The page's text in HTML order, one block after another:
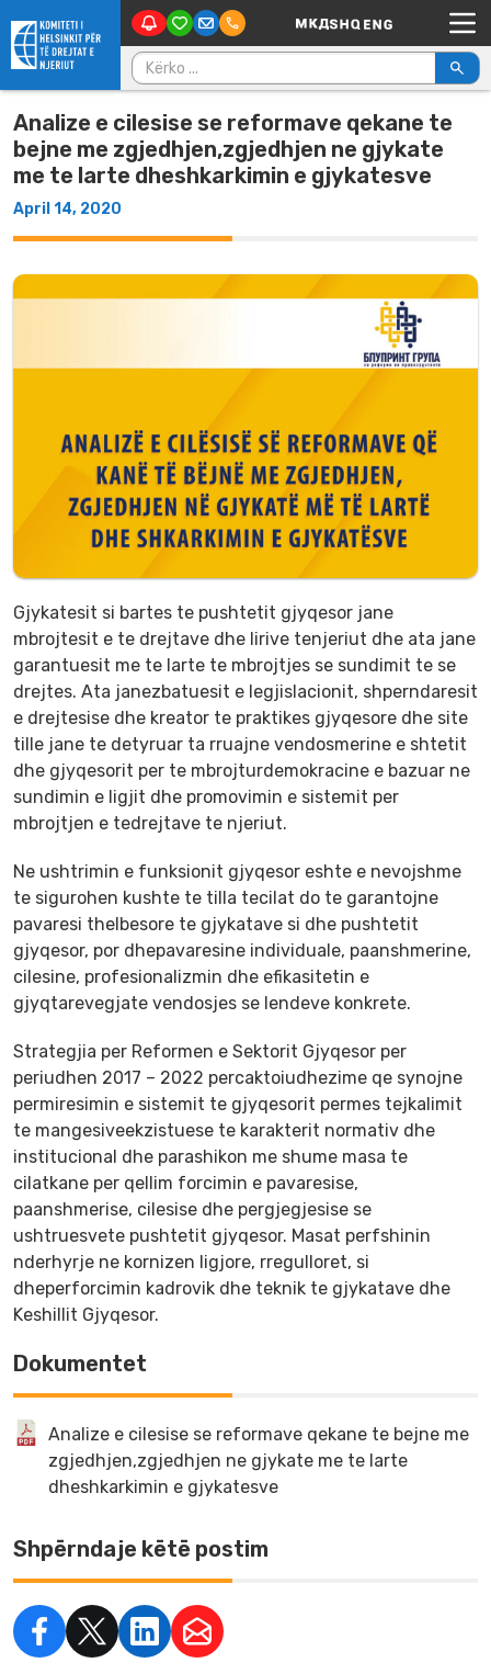
Skip to content Main Navigation
Kërko për:
Analize e cilesise se reformave qekane te
bejne me zgjedhjen,zgjedhjen ne gjykate
me te larte dheshkarkimin e gjykatesve
April 14, 2020
Gjykatesit si bartes te pushtetit gjyqesor jane
mbrojtesit e te drejtave dhe lirive tenjeriut dhe ata jane
garantuesit me te larte te mbrojtjes se sundimit te se
drejtes. Ata janezbatuesit e legjislacionit, shperndaresit
e drejtesise dhe kreator te praktikes gjyqesore dhe site
tille jane te detyruar ta rruajne vendosmerine e shtetit
dhe gjyqesorit per te mbrojturdemokracine e bazuar ne
sundimin e ligjit dhe promovimin e sistemit per
mbrojtjen e tedrejtave te njeriut.
Ne ushtrimin e funksionit gjyqesor eshte e nevojshme
te sigurohen kushte te tilla tecilat do te garantojne
pavaresi thelbesore te gjykatave si dhe pushtetit
gjyqesor, por dhepavaresine individuale, paanshmerine,
cilesine, profesionalizmin dhe efikasitetin e
gjyqtarevegjate vendosjes se lendeve konkrete.
Strategjia per Reformen e Sektorit Gjyqesor per
periudhen 2017 – 2022 percaktoiudhezime qe synojne
permiresimin e sistemit te gjyqesorit permes tejkalimit
te mangesiveekzistuese te karakterit normativ dhe
institucional dhe parashikon me shume masa te
cilatkane per qellim forcimin e pavaresise,
paanshmerise, cilesise dhe pergjegjesise se
ushtruesvete pushtetit gjyqesor. Masat perfshinin
nderhyrje ne kornizen ligjore, rregulloret, si
dheperforcimin kadrovik dhe teknik te gjykatave dhe
Keshillit Gjyqesor.
Dokumentet
Analize e cilesise se reformave qekane te bejne me
zgjedhjen,zgjedhjen ne gjykate me te larte
dheshkarkimin e gjykatesve
Shpërndaje këtë postim